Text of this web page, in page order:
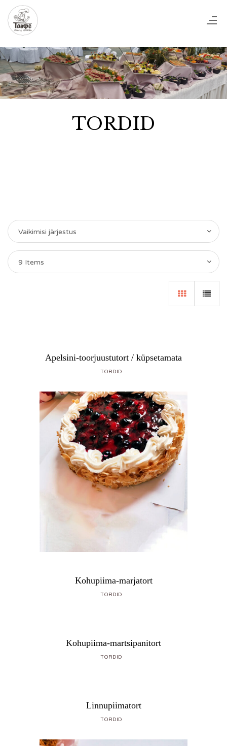
TORDID
Vaikimisi järjestus
9 Items
Apelsini-toorjuustutort / küpsetamata
TORDID
Kohupiima-marjatort
TORDID
Kohupiima-martsipanitort
TORDID
Linnupiimatort
TORDID